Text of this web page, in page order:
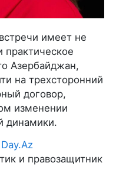
имеет не
практическое
Азербайджан,
на трехсторонний
договор,
изменении
динамики.
Day.Az
и правозащитник